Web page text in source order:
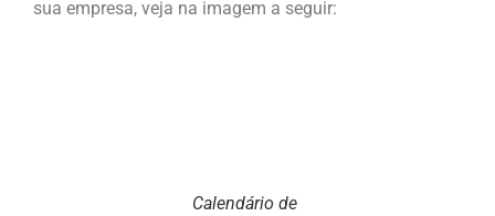
sua empresa, veja na imagem a seguir:
Calendário de